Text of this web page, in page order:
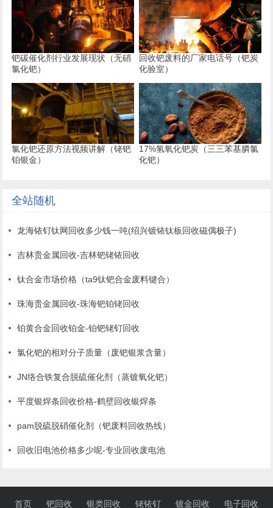
钯碳催化剂行业发展现状（无硝
氯化钯）
回收钯废料的厂家电话号（钯炭
化验室）
氯化钯还原方法视频讲解（铑钯
铂银金）
17%氢氧化钯炭（三三苯基膦氯
化钯）
全站随机
龙海铱钌钛网回收多少钱一吨(绍兴镀铱钛板回收磁偶极子)
吉林贵金属回收-吉林钯铑铱回收
钛合金市场价格（ta9钛钯合金废料键合）
珠海贵金属回收-珠海钯铂铑回收
铂黄合金回收铂金-铂钯铑钌回收
氯化钯的相对分子质量（废钯银浆含量）
JN络合铁复合脱硫催化剂（蒸镀氧化钯）
平度银焊条回收价格-鹤壁回收银焊条
pam脱硫脱硝催化剂（钯废料回收热线）
回收旧电池价格多少呢-专业回收废电池
首页 钯回收 银类回收 铑铱钌 镀金回收 电子回收